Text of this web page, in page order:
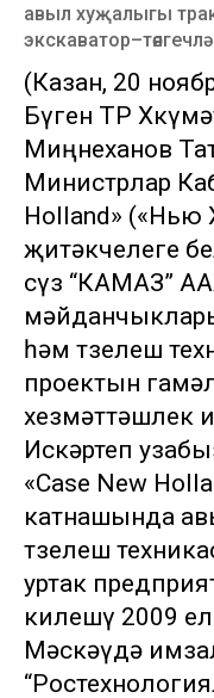
авыл хуҗалыгы
(Казан, 20
Бүген ТР
Миңнеханов
Министрлар
Holland» («Нью
җитәкчелеге
сүз “КАМАЗ”
һәм төзелеш
проектын
хезмәттәшлек
Искәртеп
«Case New
катнашында
төзелеш
уртак
килешү 2009
Мәскәүдә